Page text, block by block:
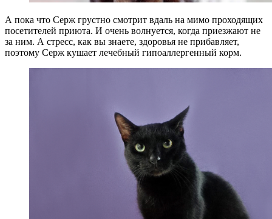
А пока что Серж грустно смотрит вдаль на мимо проходящих
посетителей приюта. И очень волнуется, когда приезжают не
за ним. А стресс, как вы знаете, здоровья не прибавляет,
поэтому Серж кушает лечебный гипоаллергенный корм.